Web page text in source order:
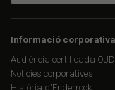
Informació corporativa
Audiència certificada OJD
Notícies corporatives
Història d'Enderrock